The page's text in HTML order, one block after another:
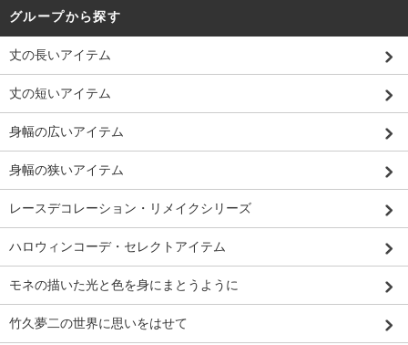
グループから探す
丈の長いアイテム
丈の短いアイテム
身幅の広いアイテム
身幅の狭いアイテム
レースデコレーション・リメイクシリーズ
ハロウィンコーデ・セレクトアイテム
モネの描いた光と色を身にまとうように
竹久夢二の世界に思いをはせて